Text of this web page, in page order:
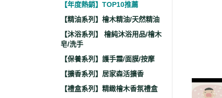
【年度熱銷】TOP10推薦
【精油系列】檜木精油/天然精油
【沐浴系列】 檜純沐浴用品/檜木
皂/洗手
【保養系列】護手霜/面膜/按摩
【擴香系列】居家森活擴香
【禮盒系列】精緻檜木香氛禮盒